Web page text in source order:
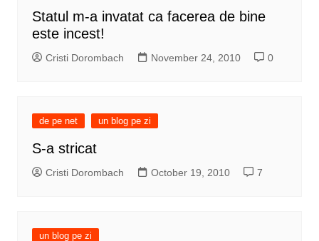
Statul m-a invatat ca facerea de bine
este incest!
Cristi Dorombach November 24, 2010 0
de pe net un blog pe zi
S-a stricat
Cristi Dorombach October 19, 2010 7
un blog pe zi